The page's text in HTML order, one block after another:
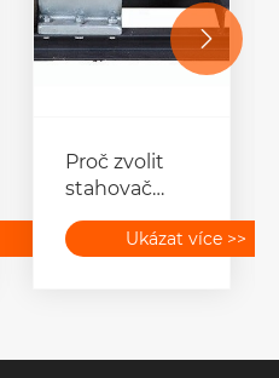
Proč zvolit
stahovač
navijákuUkázat více >>
